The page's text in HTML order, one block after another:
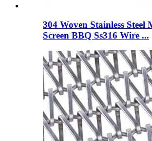
304 Woven Stainless Steel
Screen BBQ Ss316 Wire ...